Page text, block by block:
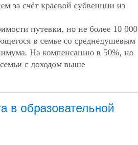
за счёт краевой субвенции из
путевки, но не более 10 000
в семье со среднедушевым
На компенсацию в 50%, но
с доходом выше
в образовательной